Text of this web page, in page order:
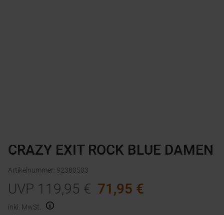
CRAZY EXIT ROCK BLUE DAMEN
Artikelnummer: 92380503
UVP 119,95 € 71,95 €
inkl. MwSt.